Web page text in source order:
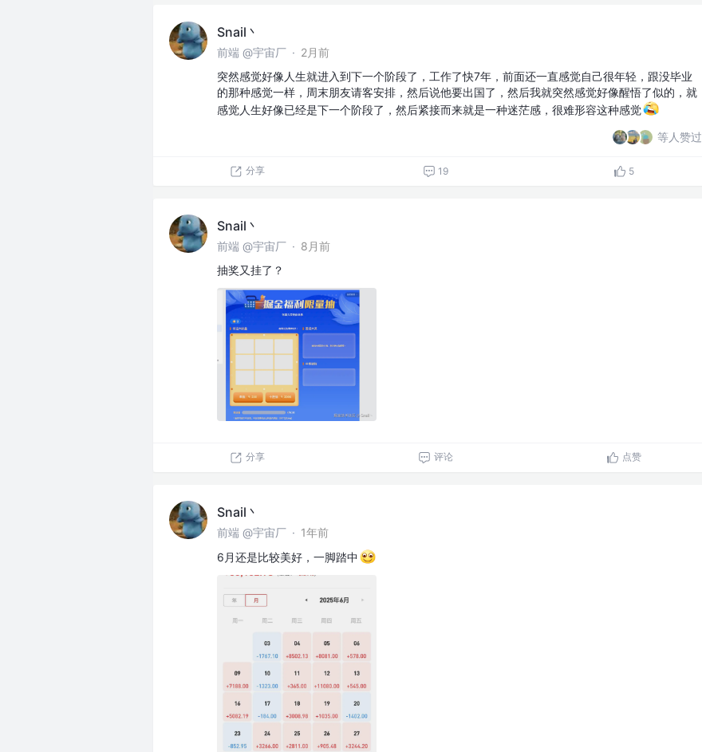
Snail丶
前端 @宇宙厂 · 2月前
突然感觉好像人生就进入到下一个阶段了，工作了快7年，前面还一直感觉自己很年轻，跟没毕业
的那种感觉一样，周末朋友请客安排，然后说他要出国了，然后我就突然感觉好像醒悟了似的，就
感觉人生好像已经是下一个阶段了，然后紧接而来就是一种迷茫感，很难形容这种感觉
等人赞过
分享 19 5
Snail丶
前端 @宇宙厂 · 8月前
抽奖又挂了？
分享 评论 点赞
Snail丶
前端 @宇宙厂 · 1年前
6月还是比较美好，一脚踏中